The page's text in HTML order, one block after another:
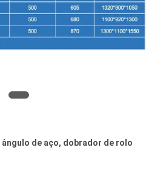
ângulo de aço, dobrador de rolo